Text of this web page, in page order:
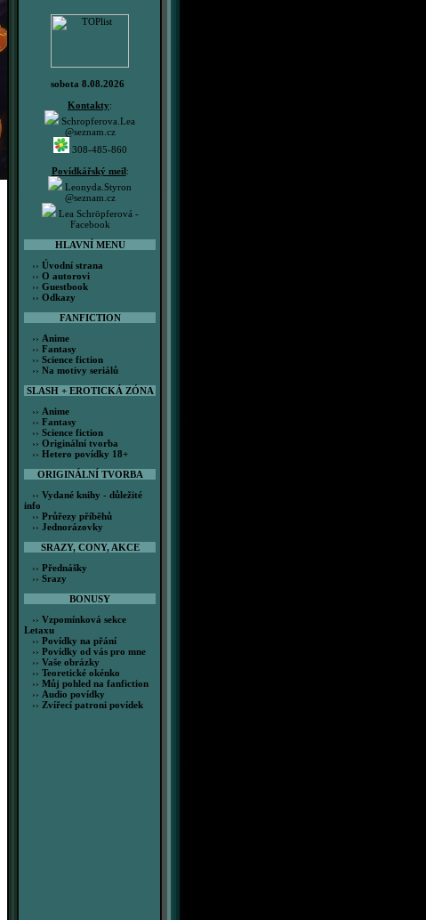
sobota 8.08.2026
Kontakty:
Schropferova.Lea
@seznam.cz
308-485-860
Povídkářský meil:
Leonyda.Styron
@seznam.cz
Lea Schröpferová -
Facebook
HLAVNÍ MENU
›› Úvodní strana
›› O autorovi
›› Guestbook
›› Odkazy
FANFICTION
›› Anime
›› Fantasy
›› Science fiction
›› Na motivy seriálů
SLASH + EROTICKÁ ZÓNA
›› Anime
›› Fantasy
›› Science fiction
›› Originální tvorba
›› Hetero povídky 18+
ORIGINÁLNÍ TVORBA
›› Vydané knihy - důležité
info
›› Průřezy příběhů
›› Jednorázovky
SRAZY, CONY, AKCE
›› Přednášky
›› Srazy
BONUSY
›› Vzpomínková sekce
Letaxu
›› Povídky na přání
›› Povídky od vás pro mne
›› Vaše obrázky
›› Teoretické okénko
›› Můj pohled na fanfiction
›› Audio povídky
›› Zvířecí patroni povídek